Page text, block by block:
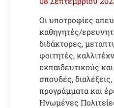
Οι υποτροφίες
καθηγητές/
διδάκτορες,
φοιτητές,
εκπαιδευτικούς
σπουδές,
προγράμματα και
Ηνωμένες